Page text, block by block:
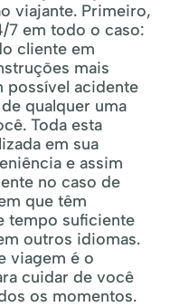
viajante. Primeiro,
7 em todo o caso:
cliente em
mais
possível acidente
qualquer uma
Toda esta
em sua
e assim
no caso de
que têm
tempo suficiente
outros idiomas.
viagem é o
cuidar de você
os momentos.